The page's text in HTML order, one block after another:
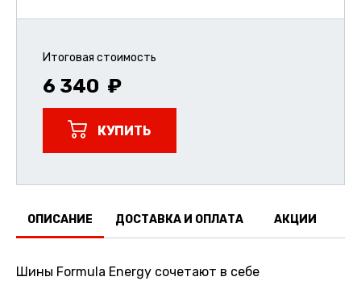
Итоговая стоимость
6 340
КУПИТЬ
ОПИСАНИЕ ДОСТАВКА И ОПЛАТА АКЦИИ
Шины Formula Energy сочетают в себе